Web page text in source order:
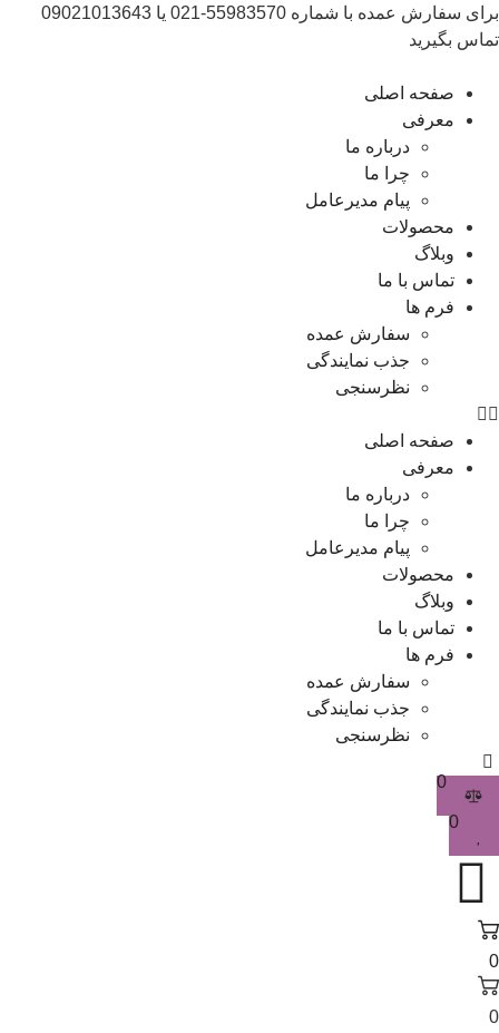
برای سفارش عمده با شماره 55983570-021 یا 09021013643
تماس بگیرید
صفحه اصلی
معرفی
درباره ما
چرا ما
پیام مدیرعامل
محصولات
وبلاگ
تماس با ما
فرم ها
سفارش عمده
جذب نمایندگی
نظرسنجی
صفحه اصلی
معرفی
درباره ما
چرا ما
پیام مدیرعامل
محصولات
وبلاگ
تماس با ما
فرم ها
سفارش عمده
جذب نمایندگی
نظرسنجی
0
0
0
0